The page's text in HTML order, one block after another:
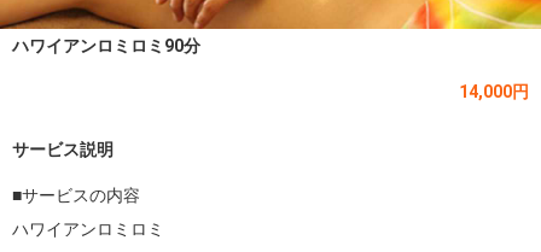
ハワイアンロミロミ90分
14,000円
サービス説明
■サービスの内容
ハワイアンロミロミ